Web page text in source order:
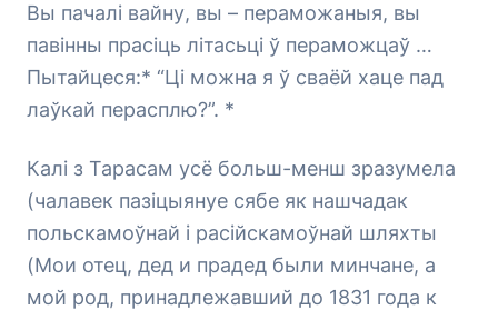
Вы пачалі вайну, вы – пераможаныя, вы
павінны прасіць літасьці ў пераможцаў …
Пытайцеся:* “Ці можна я ў сваёй хаце пад
лаўкай перасплю?”. *
Калі з Тарасам усё больш-менш зразумела
(чалавек пазіцыянуе сябе як нашчадак
польскамоўнай і расійскамоўнай шляхты
(Мои отец, дед и прадед были минчане, а
мой род, принадлежавший до 1831 года к